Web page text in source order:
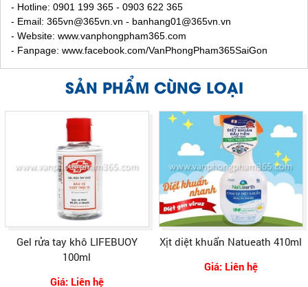
- Hotline: 0901 199 365 - 0903 622 365
- Email: 365vn@365vn.vn - banhang01@365vn.vn
- Website: www.vanphongpham365.com
- Fanpage: www.facebook.com/VanPhongPham365SaiGon
SẢN PHẨM CÙNG LOẠI
Gel rửa tay khô LIFEBUOY
100ml
Giá: Liên hệ
Xịt diệt khuẩn Natueath 410ml
Giá: Liên hệ